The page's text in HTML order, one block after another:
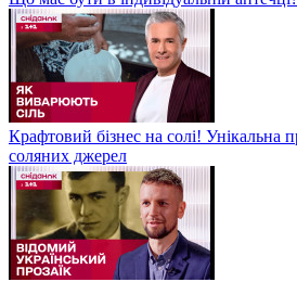
Крафтовий бізнес на солі! Унікальна
соляних джерел